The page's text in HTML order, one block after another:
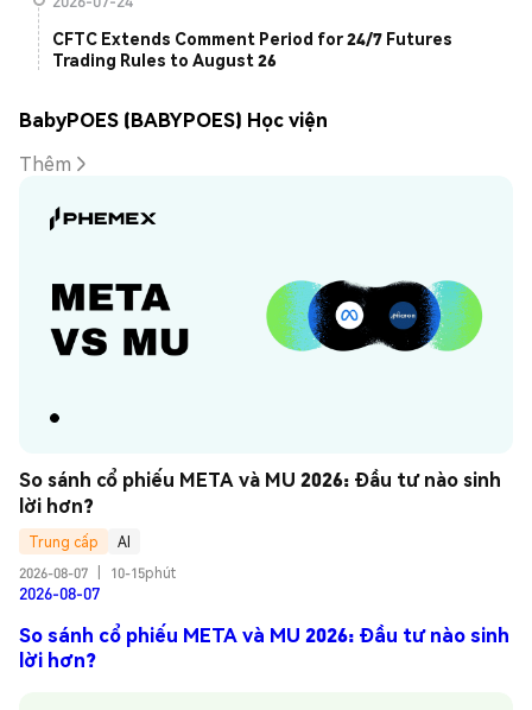
CFTC Extends Comment Period for 24/7 Futures
Trading Rules to August 26
BabyPOES (BABYPOES) Học viện
Thêm
So sánh cổ phiếu META và MU 2026: Đầu tư nào sinh
lời hơn?
Trung cấp
AI
2026-08-07
10-15phút
2026-08-07
So sánh cổ phiếu META và MU 2026: Đầu tư nào sinh
lời hơn?